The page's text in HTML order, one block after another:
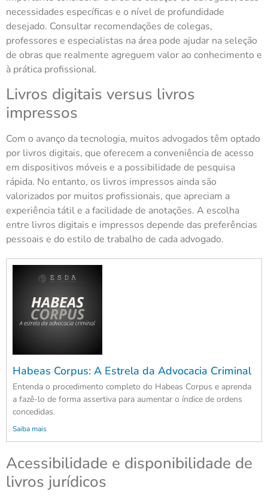
necessidades específicas e o nível de profundidade
desejado. Consultar recomendações de colegas,
professores e especialistas na área pode ajudar na seleção
de obras que realmente agreguem valor ao conhecimento e
à prática profissional.
Livros digitais versus livros
impressos
Com o avanço da tecnologia, muitos advogados têm optado
por livros digitais, que oferecem a conveniência de acesso
em dispositivos móveis e a possibilidade de pesquisa
rápida. No entanto, os livros impressos ainda são
valorizados por muitos profissionais, que apreciam a
experiência tátil e a facilidade de anotações. A escolha
entre livros digitais e impressos depende das preferências
pessoais e do estilo de trabalho de cada advogado.
Habeas Corpus: A Estrela da Advocacia Criminal
Entenda o procedimento completo do Habeas Corpus e aprenda
a fazê-lo de forma assertiva para aumentar o índice de ordens
concedidas.
Saiba mais
Acessibilidade e disponibilidade de
livros jurídicos